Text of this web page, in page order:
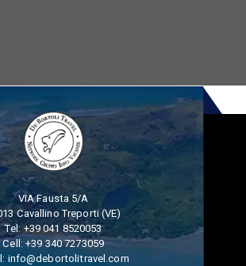
VIA Fausta 5/A
Cavallino Treporti (VE)
Tel:+39 041 8520053
Cell:+39 340 7273059
info@debortolitravel.com